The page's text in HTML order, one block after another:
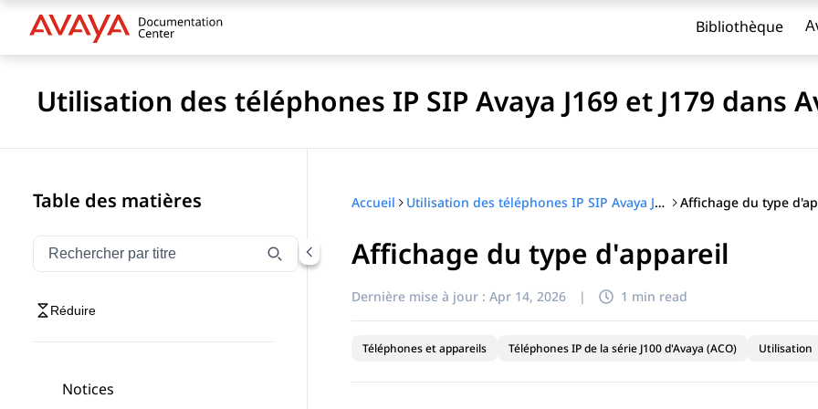
Bibliothèque
Utilisation des téléphones IP SIP Avaya J169 et J179 dans
Table des matières
Filtrer la navigation par titre
Saisissez pour filtrer les éléments de navigation par titre
Réduire
Notices
Accueil Utilisation des téléphones IP SIP Avaya J169 et J179 dans Avaya Aura® Affichage du type
Affichage du type d'appareil
Dernière mise à jour : Apr 14, 2026 | 1 min read
Téléphones et appareils Téléphones IP de la série J100 d'Avaya (ACO) Utilisation